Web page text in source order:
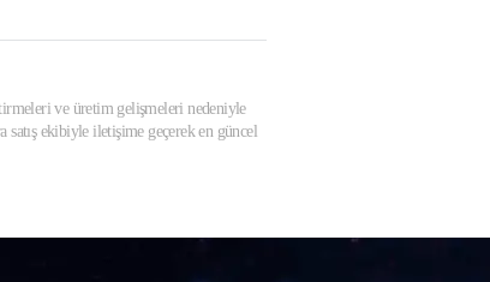
ve üretim gelişmeleri nedeniyle
ekibiyle iletişime geçerek en güncel